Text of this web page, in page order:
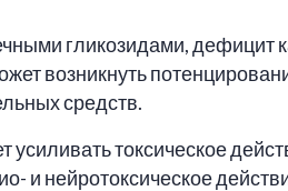
гликозидами, дефицит
возникнуть
средств.
усиливать токсическое
и нейротоксическое